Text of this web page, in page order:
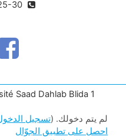
Saad Dahlab Blida 1
لم يتم دخولك. (تسجيل
احصل على تطبيق الجوّال